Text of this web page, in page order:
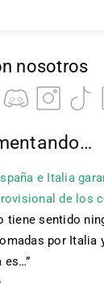
nosotros
e Italia
de los
tiene sentido
por Italia
es…”